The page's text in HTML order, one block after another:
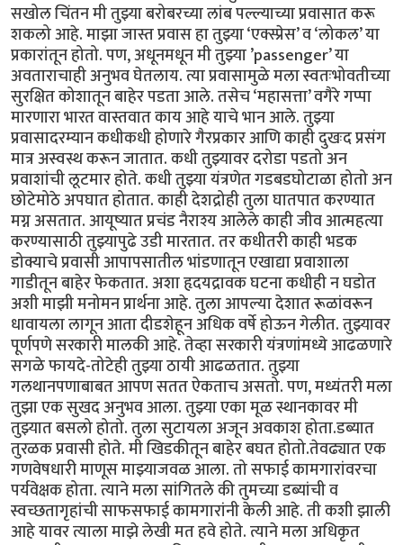
सखोल चिंतन मी तुझ्या बरोबरच्या लांब पल्ल्याच्या प्रवासात करू
शकलो आहे. माझा जास्त प्रवास हा तुझ्या ‘एक्स्प्रेस’ व ‘लोकल’ या
प्रकारांतून होतो. पण, अधूनमधून मी तुझ्या ’passenger’ या
अवताराचाही अनुभव घेतलाय. त्या प्रवासामुळे मला स्वतःभोवतीच्या
सुरक्षित कोशातून बाहेर पडता आले. तसेच ‘महासत्ता’ वगैरे गप्पा
मारणारा भारत वास्तवात काय आहे याचे भान आले. तुझ्या
प्रवासादरम्यान कधीकधी होणारे गैरप्रकार आणि काही दुखःद प्रसंग
मात्र अस्वस्थ करून जातात. कधी तुझ्यावर दरोडा पडतो अन
प्रवाशांची लूटमार होते. कधी तुझ्या यंत्रणेत गडबडघोटाळा होतो अन
छोटेमोठे अपघात होतात. काही देशद्रोही तुला घातपात करण्यात
मग्न असतात. आयूष्यात प्रचंड नैराश्य आलेले काही जीव आत्महत्या
करण्यासाठी तुझ्यापुढे उडी मारतात. तर कधीतरी काही भडक
डोक्याचे प्रवासी आपापसातील भांडणातून एखाद्या प्रवाशाला
गाडीतून बाहेर फेकतात. अशा हृदयद्रावक घटना कधीही न घडोत
अशी माझी मनोमन प्रार्थना आहे. तुला आपल्या देशात रूळांवरून
धावायला लागून आता दीडशेहून अधिक वर्षे होऊन गेलीत. तुझ्यावर
पूर्णपणे सरकारी मालकी आहे. तेव्हा सरकारी यंत्रणांमध्ये आढळणारे
सगळे फायदे-तोटेही तुझ्या ठायी आढळतात. तुझ्या
गलथानपणाबाबत आपण सतत ऐकताच असतो. पण, मध्यंतरी मला
तुझा एक सुखद अनुभव आला. तुझ्या एका मूळ स्थानकावर मी
तुझ्यात बसलो होतो. तुला सुटायला अजून अवकाश होता.डब्यात
तुरळक प्रवासी होते. मी खिडकीतून बाहेर बघत होतो.तेवढ्यात एक
गणवेषधारी माणूस माझ्याजवळ आला. तो सफाई कामगारांवरचा
पर्यवेक्षक होता. त्याने मला सांगितले की तुमच्या डब्यांची व
स्वच्छतागृहांची साफसफाई कामगारांनी केली आहे. ती कशी झाली
आहे यावर त्याला माझे लेखी मत हवे होते. त्याने मला अधिकृत